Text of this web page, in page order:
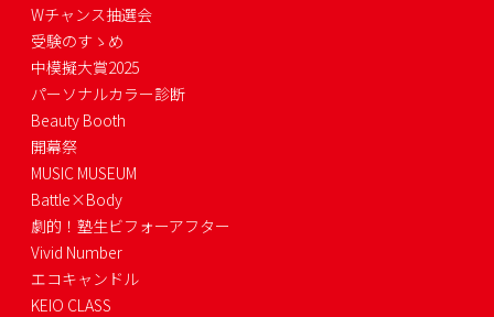
Wチャンス抽選会
受験のすゝめ
中模擬大賞2025
パーソナルカラー診断
Beauty Booth
開幕祭
MUSIC MUSEUM
Battle×Body
劇的！塾生ビフォーアフター
Vivid Number
エコキャンドル
KEIO CLASS